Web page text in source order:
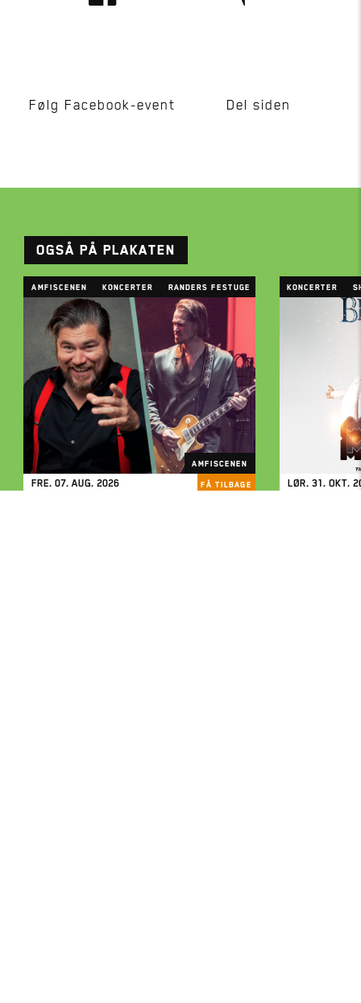
Følg Facebook-event Del siden
OGSÅ PÅ PLAKATEN
FÅ TILBAGE
Amfiscenen Koncerter Randers Festuge
AMFISCENEN
FRE. 07. AUG. 2026 FÅ TILBAGE
Koncerter
LØR. 31. OKT.